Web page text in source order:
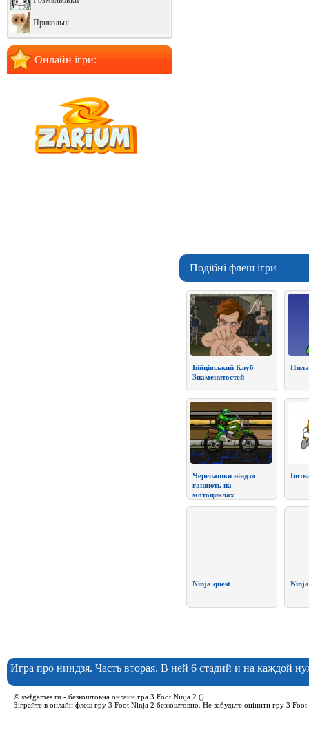
Игра про ниндзя. Часть вторая. В ней 6 стадий и на каждой
© swfgames.ru - безкоштовна онлайн гра 3 Foot Ninja 2 ().
Зіграйте в онлайн флеш гру 3 Foot Ninja 2 безкоштовно. Не забудьте оцінити гру 3
Прикольні
Онлайн ігри:
Подібні флеш ігри
Бійцівський Клуб
Знаменитостей
Черепашки ніндзя
ганяють на
мотоциклах
Ninja quest